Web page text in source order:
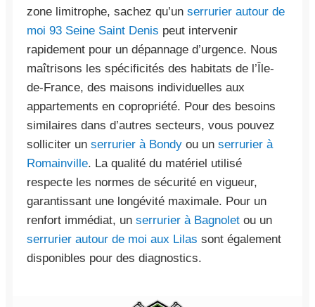
zone limitrophe, sachez qu’un serrurier autour de
moi 93 Seine Saint Denis peut intervenir
rapidement pour un dépannage d’urgence. Nous
maîtrisons les spécificités des habitats de l’Île-
de-France, des maisons individuelles aux
appartements en copropriété. Pour des besoins
similaires dans d’autres secteurs, vous pouvez
solliciter un serrurier à Bondy ou un serrurier à
Romainville. La qualité du matériel utilisé
respecte les normes de sécurité en vigueur,
garantissant une longévité maximale. Pour un
renfort immédiat, un serrurier à Bagnolet ou un
serrurier autour de moi aux Lilas sont également
disponibles pour des diagnostics.